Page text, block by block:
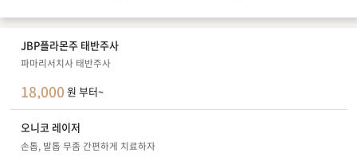
JBP플라몬주 태반주사
파마리서치사 태반주사
18,000 원 부터~
오니코 레이저
손톱, 발톱 무좀 간편하게 치료하자